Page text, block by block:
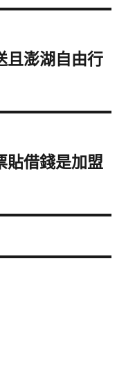
且澎湖自由行
貼借錢是加盟